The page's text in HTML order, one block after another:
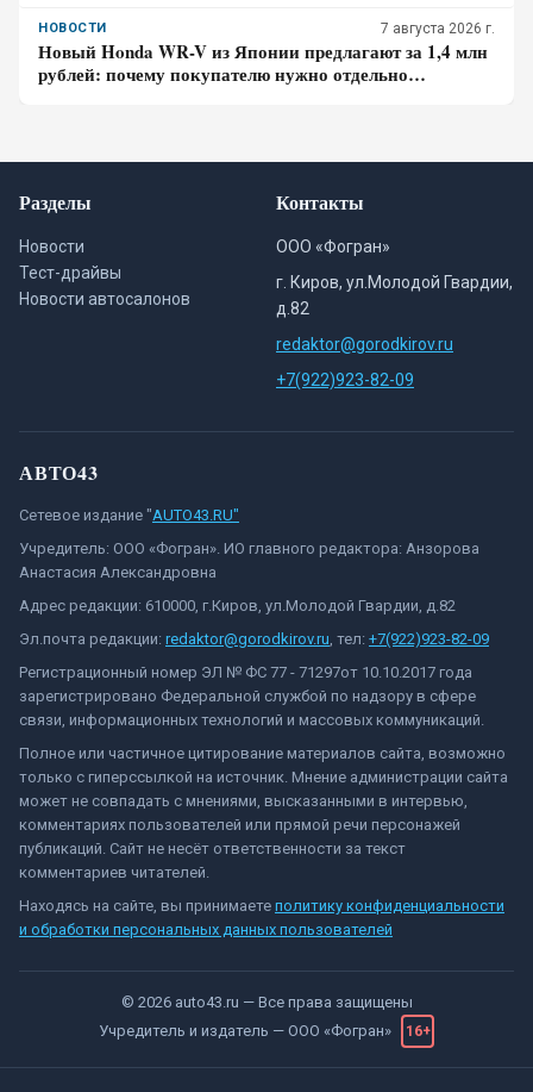
НОВОСТИ 7 августа 2026 г.
Новый Honda WR-V из Японии предлагают за 1,4 млн
рублей: почему покупателю нужно отдельно
Разделы
Новости
Тест-драйвы
Новости автосалонов
Контакты
ООО «Фогран»
г. Киров, ул.Молодой Гвардии,
д.82
redaktor@gorodkirov.ru
+7(922)923-82-09
АВТО43
Сетевое издание "AUTO43.RU"
Учредитель: ООО «Фогран». ИО главного редактора: Анзорова
Анастасия Александровна
Адрес редакции: 610000, г.Киров, ул.Молодой Гвардии, д.82
Эл.почта редакции: redaktor@gorodkirov.ru, тел: +7(922)923-82-09
Регистрационный номер ЭЛ № ФС 77 - 71297от 10.10.2017 года
зарегистрировано Федеральной службой по надзору в сфере
связи, информационных технологий и массовых коммуникаций.
Полное или частичное цитирование материалов сайта, возможно
только с гиперссылкой на источник. Мнение администрации сайта
может не совпадать с мнениями, высказанными в интервью,
комментариях пользователей или прямой речи персонажей
публикаций. Сайт не несёт ответственности за текст
комментариев читателей.
Находясь на сайте, вы принимаете политику конфиденциальности
и обработки персональных данных пользователей
© 2026 auto43.ru — Все права защищены
Учредитель и издатель — ООО «Фогран» 16+